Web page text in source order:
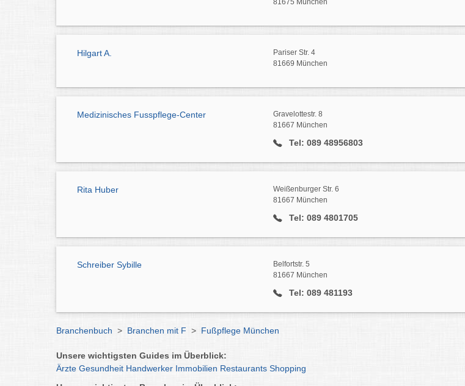
81675 München
Hilgart A.
Pariser Str. 4
81669 München
Medizinisches Fusspflege-Center
Gravelottestr. 8
81667 München
Tel: 089 48956803
Rita Huber
Weißenburger Str. 6
81667 München
Tel: 089 4801705
Schreiber Sybille
Belfortstr. 5
81667 München
Tel: 089 481193
Branchenbuch > Branchen mit F > Fußpflege München
Unsere wichtigsten Guides im Überblick:
Ärzte Gesundheit Handwerker Immobilien Restaurants Shopping